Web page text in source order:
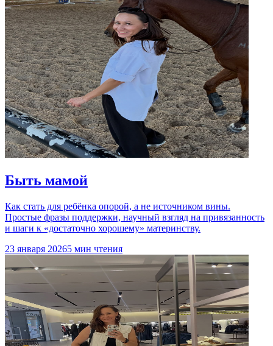
Быть мамой
Как стать для ребёнка опорой, а не источником вины.
Простые фразы поддержки, научный взгляд на привязанность
и шаги к «достаточно хорошему» материнству.
23 января 20265 мин чтения